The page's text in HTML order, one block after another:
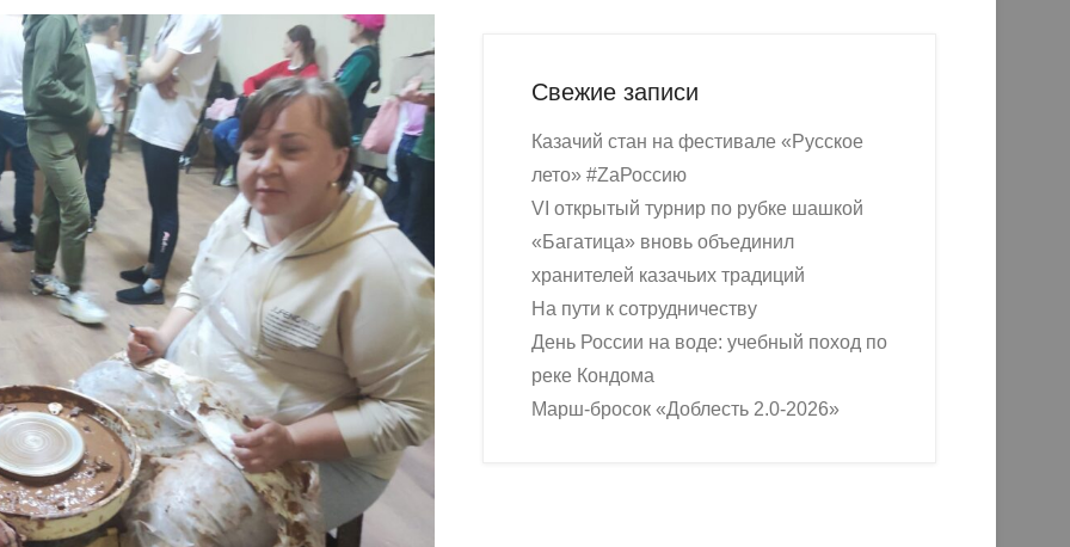
Свежие записи
Казачий стан на фестивале «Русское
лето» #ZaРоссию
VI открытый турнир по рубке шашкой
«Багатица» вновь объединил
хранителей казачьих традиций
На пути к сотрудничеству
День России на воде: учебный поход по
реке Кондома
Марш-бросок «Доблесть 2.0-2026»